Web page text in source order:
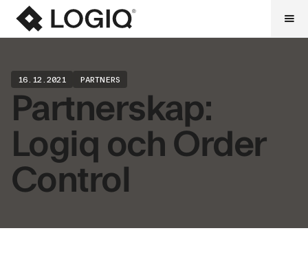
16.12.2021 PARTNERS
Partnerskap:
Logiq och Order
Control